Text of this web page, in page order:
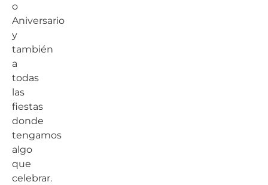
o
Aniversario
y
también
a
todas
las
fiestas
donde
tengamos
algo
que
celebrar.